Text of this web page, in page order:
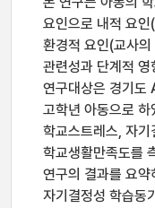
요인으로 내적 요
환경적 요인(교사
관련성과 단계적
연구대상은 경기도
고학년 아동으로
학교스트레스, 자
학교생활만족도를
연구의 결과를 요
자기결정성 학습동